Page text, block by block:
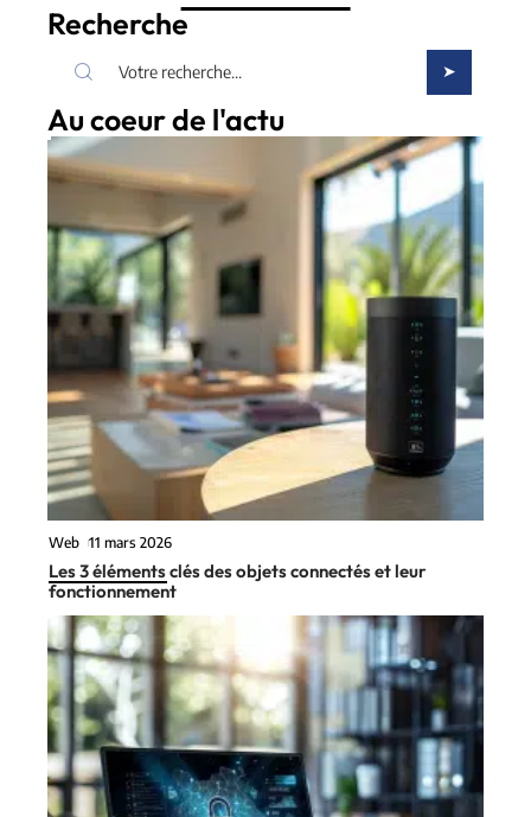
Recherche
Au coeur de l'actu
Web 11 mars 2026
Les 3 éléments clés des objets connectés et leur
fonctionnement